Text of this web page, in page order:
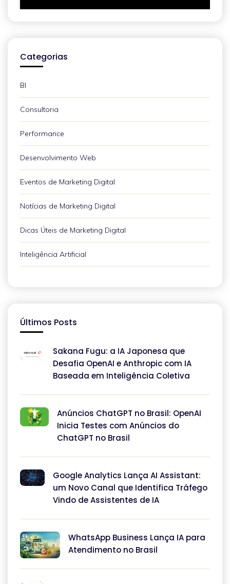
Categorias
BI
Consultoria
Performance
Desenvolvimento Web
Eventos de Marketing Digital
Notícias de Marketing Digital
Dicas Úteis de Marketing Digital
Inteligência Artificial
Últimos Posts
Sakana Fugu: a IA Japonesa que
Desafia OpenAI e Anthropic com IA
Baseada em Inteligência Coletiva
Anúncios ChatGPT no Brasil: OpenAI
Inicia Testes com Anúncios do
ChatGPT no Brasil
Google Analytics Lança AI Assistant:
um Novo Canal que Identifica Tráfego
Vindo de Assistentes de IA
WhatsApp Business Lança IA para
Atendimento no Brasil